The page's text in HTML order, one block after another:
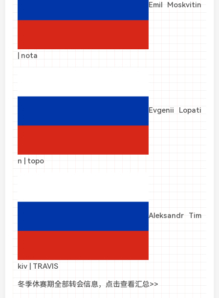
Emil Moskvitin
| nota
Evgenii Lopati
n | topo
Aleksandr Tim
kiv | TRAVIS
冬季休赛期全部转会信息，点击查看汇总>>